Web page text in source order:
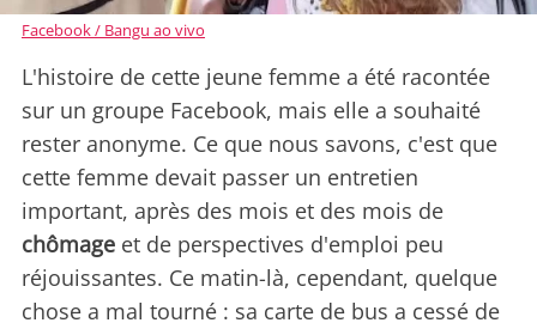
Facebook / Bangu ao vivo
L'histoire de cette jeune femme a été racontée
sur un groupe Facebook, mais elle a souhaité
rester anonyme. Ce que nous savons, c'est que
cette femme devait passer un entretien
important, après des mois et des mois de
chômage et de perspectives d'emploi peu
réjouissantes. Ce matin-là, cependant, quelque
chose a mal tourné : sa carte de bus a cessé de